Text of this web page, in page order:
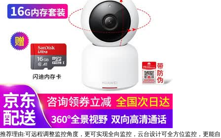
推荐理由:可远程调整监控角度，更可实现全向监控，云台设计可全方位监控，更能自